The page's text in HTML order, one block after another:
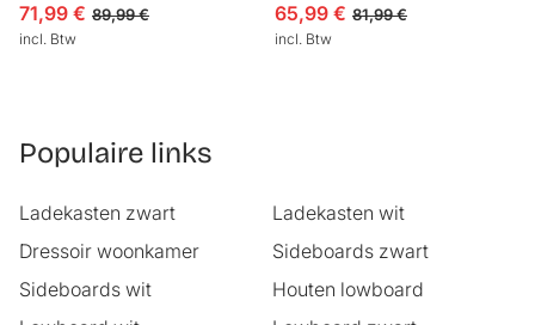
Aanbiedingsprijs
71,99 €
Normale prijs
89,99 €
incl. Btw
Aanbiedingsprijs
65,99 €
Normale prijs
81,99 €
incl. Btw
Populaire links
Ladekasten zwart
Ladekasten wit
Dressoir woonkamer
Sideboards zwart
Sideboards wit
Houten lowboard